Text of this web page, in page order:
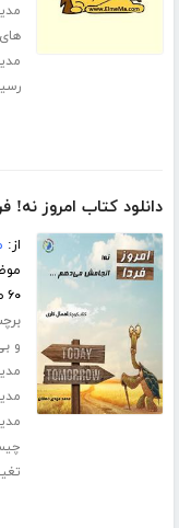
دانلود کتاب امروز
از:
۶۰ صفحه
و